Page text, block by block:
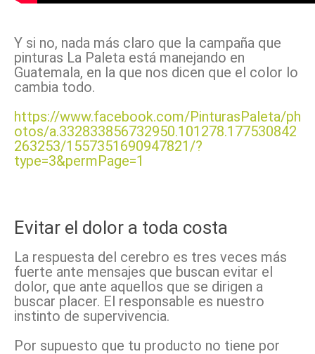
Y si no, nada más claro que la campaña que
pinturas La Paleta está manejando en
Guatemala, en la que nos dicen que el color lo
cambia todo.
https://www.facebook.com/PinturasPaleta/ph
otos/a.332833856732950.101278.177530842
263253/1557351690947821/?
type=3&permPage=1
Evitar el dolor a toda costa
La respuesta del cerebro es tres veces más
fuerte ante mensajes que buscan evitar el
dolor, que ante aquellos que se dirigen a
buscar placer. El responsable es nuestro
instinto de supervivencia.
Por supuesto que tu producto no tiene por